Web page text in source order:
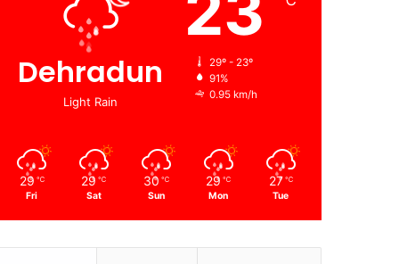
Dehradun
Light Rain
29º - 23º
91%
0.95 km/h
29 ℃
Fri
29 ℃
Sat
30 ℃
Sun
29 ℃
Mon
27 ℃
Tue